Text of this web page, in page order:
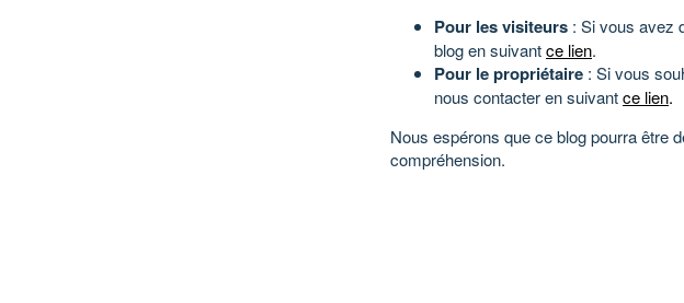
Pour les visiteurs : Si vous avez
blog en suivantce lien.
Pour le propriétaire : Si vous
nous contacter en suivantce lien.
Nous espérons que ce blog pourra être
compréhension.